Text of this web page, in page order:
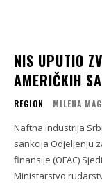
NIS UPUTIO
AMERIČKIH
REGION MILENA
Naftna industrija
sankcija Odjeljenju
finansije (OFAC)
Ministarstvo